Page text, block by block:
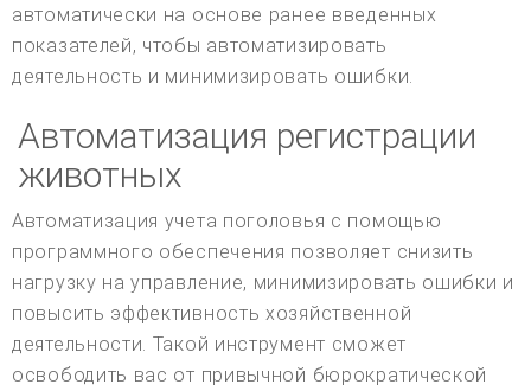
автоматически на основе ранее введенных
показателей, чтобы автоматизировать
деятельность и минимизировать ошибки.
Автоматизация регистрации
животных
Автоматизация учета поголовья с помощью
программного обеспечения позволяет снизить
нагрузку на управление, минимизировать ошибки и
повысить эффективность хозяйственной
деятельности. Такой инструмент сможет
освободить вас от привычной бюрократической